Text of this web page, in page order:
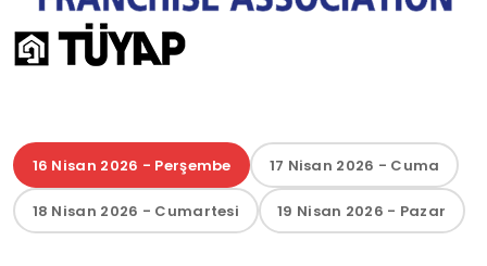
16 Nisan 2026 - Perşembe 17 Nisan 2026 - Cuma
18 Nisan 2026 - Cumartesi 19 Nisan 2026 - Pazar